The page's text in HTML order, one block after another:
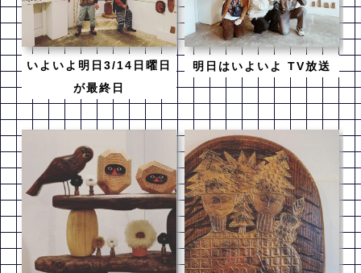
いよいよ明日3/14日曜日
が最終日
明日はいよいよ TV放送